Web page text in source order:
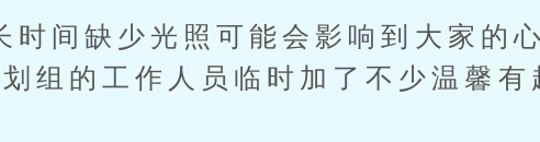
间缺少光照可能会影响到大家的
组的工作人员临时加了不少温馨有